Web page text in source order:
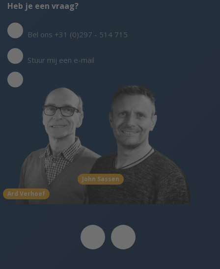
Ard Verhoef
John Sassen
Heb je een vraag?
Bel ons +31 (0)297 - 514 715
Stuur mij een e-mail